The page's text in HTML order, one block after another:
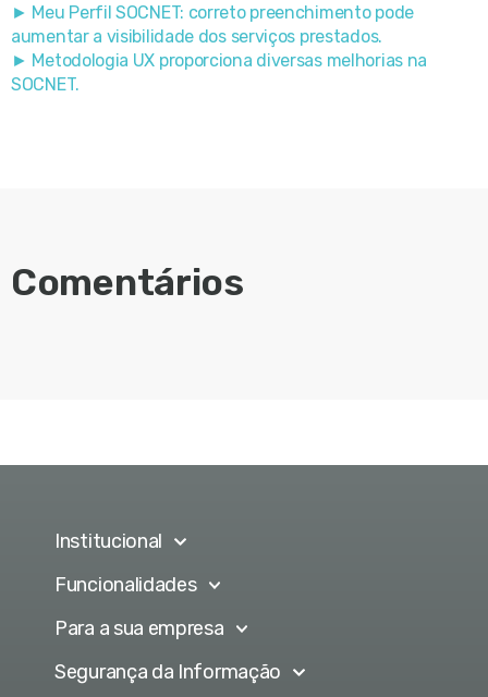
► Meu Perfil SOCNET: correto preenchimento pode
aumentar a visibilidade dos serviços prestados.
► Metodologia UX proporciona diversas melhorias na
SOCNET.
Comentários
Institucional
Funcionalidades
Para a sua empresa
Segurança da Informação